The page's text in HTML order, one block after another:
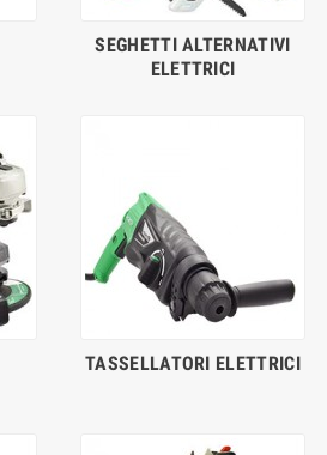
SEGHETTI ALTERNATIVI
ELETTRICI
TASSELLATORI ELETTRICI